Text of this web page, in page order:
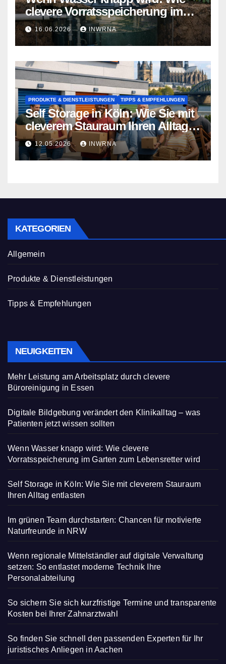
clevere Vorratsspeicherung im
Garten zum Lebensretter wird
16.06.2026 INWRNA
PRODUKTE & DIENSTLEISTUNGEN TIPPS & EMPFEHLUNGEN
Self Storage in Köln: Wie Sie mit
cleverem Stauraum Ihren Alltag
entlasten
12.05.2026 INWRNA
KATEGORIEN
Allgemein
Produkte & Dienstleistungen
Tipps & Empfehlungen
NEUIGKEITEN
Mehr Leistung am Arbeitsplatz durch clevere
Büroreinigung in Essen
Digitale Bildgebung verändert den Klinikalltag – was
Patienten jetzt wissen sollten
Wenn Wasser knapp wird: Wie clevere
Vorratsspeicherung im Garten zum Lebensretter wird
Self Storage in Köln: Wie Sie mit cleverem Stauraum
Ihren Alltag entlasten
Im grünen Team durchstarten: Chancen für motivierte
Naturfreunde in NRW
Wenn regionale Mittelständler auf digitale Verwaltung
setzen: So entlastet moderne Technik Ihre
Personalabteilung
So sichern Sie sich kurzfristige Termine und transparente
Kosten bei Ihrer Zahnarztwahl
So finden Sie schnell den passenden Experten für Ihr
juristisches Anliegen in Aachen